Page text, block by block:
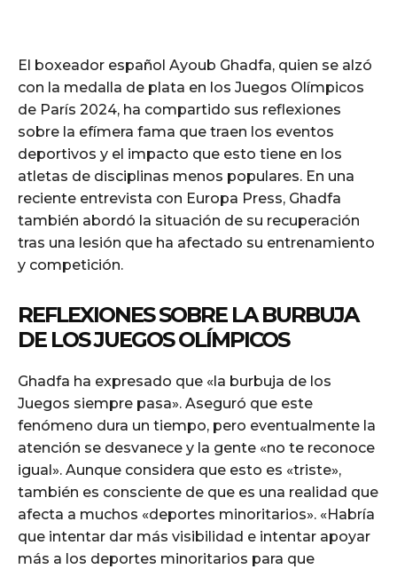
El boxeador español Ayoub Ghadfa, quien se alzó
con la medalla de plata en los Juegos Olímpicos
de París 2024, ha compartido sus reflexiones
sobre la efímera fama que traen los eventos
deportivos y el impacto que esto tiene en los
atletas de disciplinas menos populares. En una
reciente entrevista con Europa Press, Ghadfa
también abordó la situación de su recuperación
tras una lesión que ha afectado su entrenamiento
y competición.
REFLEXIONES SOBRE LA BURBUJA
DE LOS JUEGOS OLÍMPICOS
Ghadfa ha expresado que «la burbuja de los
Juegos siempre pasa». Aseguró que este
fenómeno dura un tiempo, pero eventualmente la
atención se desvanece y la gente «no te reconoce
igual». Aunque considera que esto es «triste»,
también es consciente de que es una realidad que
afecta a muchos «deportes minoritarios». «Habría
que intentar dar más visibilidad e intentar apoyar
más a los deportes minoritarios para que